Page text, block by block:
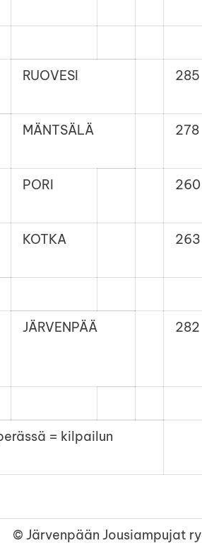
RUOVESI 285
MÄNTSÄLÄ 278
PORI 260
KOTKA 263
JÄRVENPÄÄ 282
= kilpailun
© Järvenpään Jousiampujat ry